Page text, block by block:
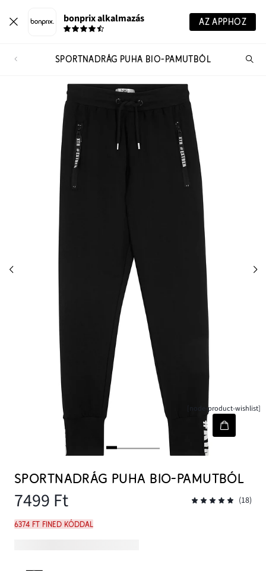
bonprix alkalmazás AZ APPHOZ
SPORTNADRÁG PUHA BIO-PAMUTBÓL
[node-product-wishlist]
SPORTNADRÁG PUHA BIO-PAMUTBÓL
7499 Ft (18)
6374 Ft FINED kóddal